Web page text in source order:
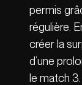
permis
régulière.
créer la
d’une
le match